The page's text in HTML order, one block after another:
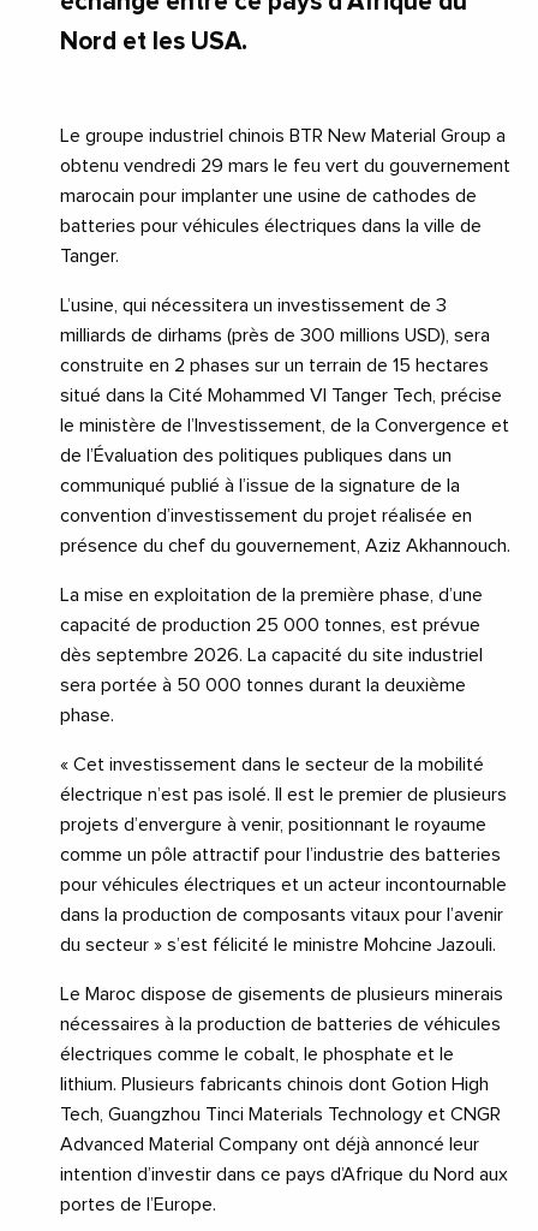
Nord et les USA.
Le groupe industriel chinois BTR New Material Group a
obtenu vendredi 29 mars le feu vert du gouvernement
marocain pour implanter une usine de cathodes de
batteries pour véhicules électriques dans la ville de
Tanger.
L’usine, qui nécessitera un investissement de 3
milliards de dirhams (près de 300 millions USD), sera
construite en 2 phases sur un terrain de 15 hectares
situé dans la Cité Mohammed VI Tanger Tech, précise
le ministère de l’Investissement, de la Convergence et
de l’Évaluation des politiques publiques dans un
communiqué publié à l’issue de la signature de la
convention d’investissement du projet réalisée en
présence du chef du gouvernement, Aziz Akhannouch.
La mise en exploitation de la première phase, d’une
capacité de production 25 000 tonnes, est prévue
dès septembre 2026. La capacité du site industriel
sera portée à 50 000 tonnes durant la deuxième
phase.
« Cet investissement dans le secteur de la mobilité
électrique n’est pas isolé. Il est le premier de plusieurs
projets d’envergure à venir, positionnant le royaume
comme un pôle attractif pour l’industrie des batteries
pour véhicules électriques et un acteur incontournable
dans la production de composants vitaux pour l’avenir
du secteur » s’est félicité le ministre Mohcine Jazouli.
Le Maroc dispose de gisements de plusieurs minerais
nécessaires à la production de batteries de véhicules
électriques comme le cobalt, le phosphate et le
lithium. Plusieurs fabricants chinois dont Gotion High
Tech, Guangzhou Tinci Materials Technology et CNGR
Advanced Material Company ont déjà annoncé leur
intention d’investir dans ce pays d’Afrique du Nord aux
portes de l’Europe.